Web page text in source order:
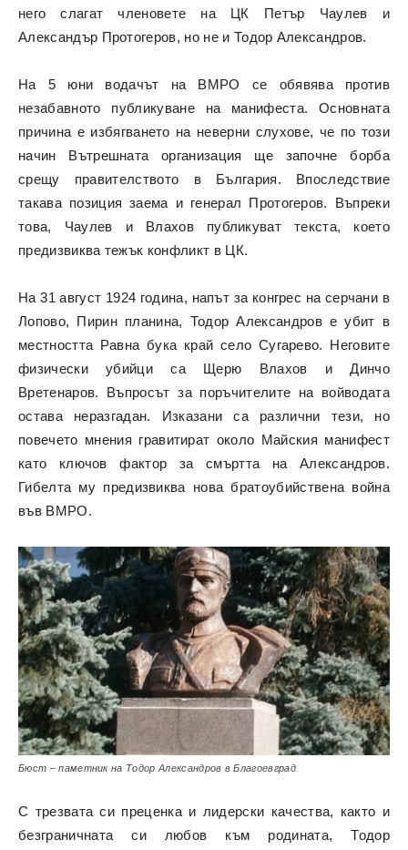
него слагат членовете на ЦК Петър Чаулев и
Александър Протогеров, но не и Тодор Александров.
На 5 юни водачът на ВМРО се обявява против
незабавното публикуване на манифеста. Основната
причина е избягването на неверни слухове, че по този
начин Вътрешната организация ще започне борба
срещу правителството в България. Впоследствие
такава позиция заема и генерал Протогеров. Въпреки
това, Чаулев и Влахов публикуват текста, което
предизвиква тежък конфликт в ЦК.
На 31 август 1924 година, напът за конгрес на серчани в
Лопово, Пирин планина, Тодор Александров е убит в
местността Равна бука край село Сугарево. Неговите
физически убийци са Щерю Влахов и Динчо
Вретенаров. Въпросът за поръчителите на войводата
остава неразгадан. Изказани са различни тези, но
повечето мнения гравитират около Майския манифест
като ключов фактор за смъртта на Александров.
Гибелта му предизвиква нова братоубийствена война
във ВМРО.
Бюст – паметник на Тодор Александров в Благоевград
С трезвата си преценка и лидерски качества, както и
безграничната си любов към родината, Тодор